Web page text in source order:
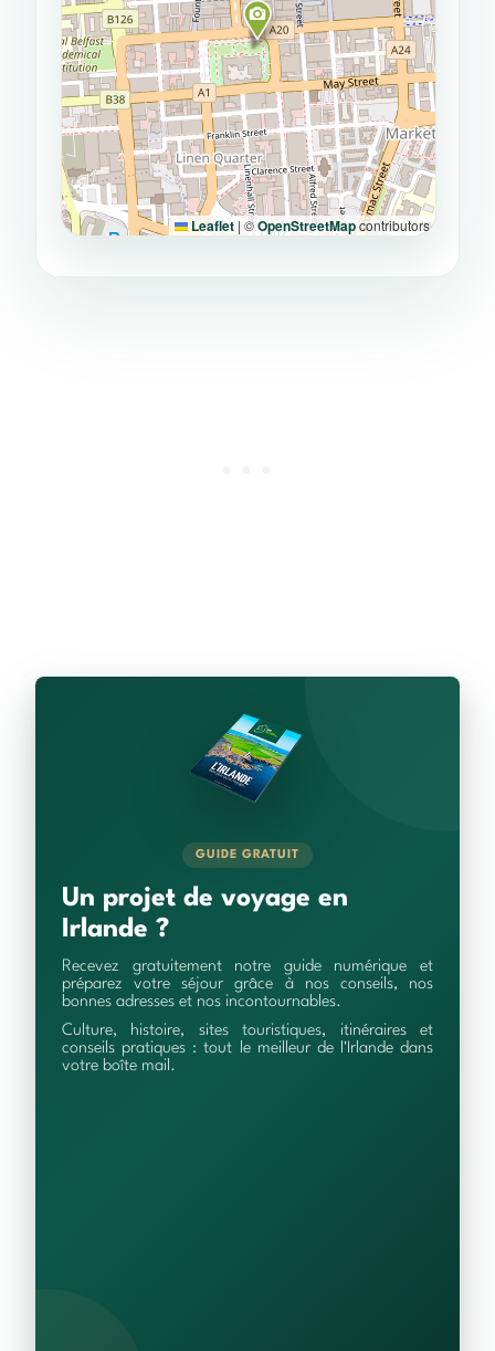
Leaflet | ©OpenStreetMapcontributors
GUIDE GRATUIT
Un projet de voyage en
Irlande ?
Recevez gratuitement notre guide numérique et
préparez votre séjour grâce à nos conseils, nos
bonnes adresses et nos incontournables.
Culture, histoire, sites touristiques, itinéraires et
conseils pratiques : tout le meilleur de l'Irlande dans
votre boîte mail.